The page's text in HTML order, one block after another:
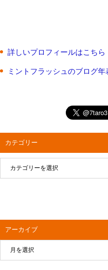
詳しいプロフィールはこちら
ミントフラッシュのブログ年
カテゴリー
アーカイブ